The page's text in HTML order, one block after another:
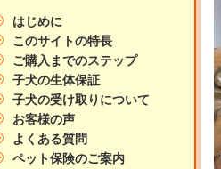
はじめに
このサイトの特長
ご購入までのステップ
子犬の生体保証
子犬の受け取りについて
お客様の声
よくある質問
ペット保険のご案内